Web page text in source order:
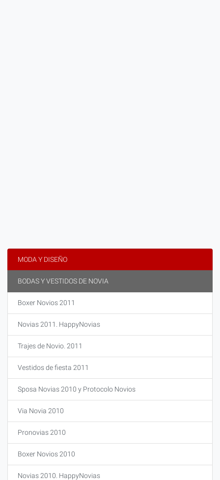
MODA Y DISEÑO
BODAS Y VESTIDOS DE NOVIA
Boxer Novios 2011
Novias 2011. HappyNovias
Trajes de Novio. 2011
Vestidos de fiesta 2011
Sposa Novias 2010 y Protocolo Novios
Via Novia 2010
Pronovias 2010
Boxer Novios 2010
Novias 2010. HappyNovias